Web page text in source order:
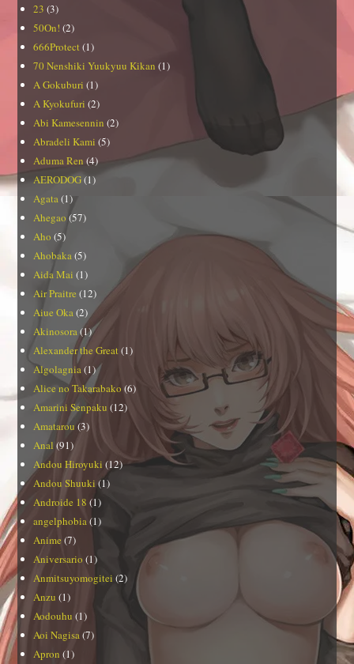
23 (3)
50On! (2)
666Protect (1)
70 Nenshiki Yuukyuu Kikan (1)
A Gokuburi (1)
A Kyokufuri (2)
Abi Kamesennin (2)
Abradeli Kami (5)
Aduma Ren (4)
AERODOG(1)
Agata (1)
Ahegao (57)
Aho (5)
Ahobaka (5)
Aida Mai (1)
Air Praitre (12)
Aiue Oka (2)
Akinosora (1)
Alexander the Great (1)
Algolagnia (1)
Alice no Takarabako (6)
Amarini Senpaku (12)
Amatarou (3)
Anal (91)
Andou Hiroyuki (12)
Andou Shuuki(1)
Androide 18 (1)
angelphobia (1)
Anime (7)
Aniversario (1)
Anmitsuyomogitei (2)
Anzu (1)
Aodouhu (1)
Aoi Nagisa (7)
Apron (1)